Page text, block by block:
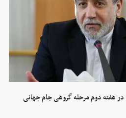
در هفته دوم مرحله گروهی جام جهانی